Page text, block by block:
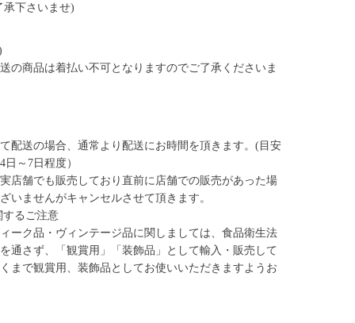
承下さいませ)
の商品は着払い不可となりますのでご了承くださいま
配送の場合、通常より配送にお時間を頂きます。(目安
～7日程度）
店舗でも販売しており直前に店舗での販売があった場
いませんがキャンセルさせて頂きます。
るご注意
ーク品・ヴィンテージ品に関しましては、食品衛生法
通さず、「観賞用」「装飾品」として輸入・販売して
まで観賞用、装飾品としてお使いいただきますようお